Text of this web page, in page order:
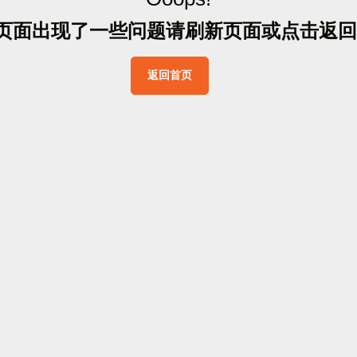
面出现了一些问题请刷新页面或点击返 回
返回首页